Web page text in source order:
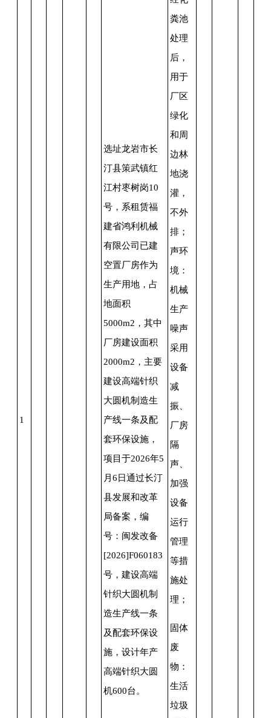
1
选址龙岩市长
汀县策武镇红
江村枣树岗10
号，系租赁福
建省鸿利机械
有限公司已建
空置厂房作为
生产用地 ，占
地面积
5000m2，其中
厂房建设面积
2000m2，主要
建设高端针织
大圆机制造生
产线一条及配
套环保设施，
项目于2026年5
月6日通过长汀
县发展和改革
局备案，编
号：闽发改备
[2026]F060183
号，建设高端
针织大圆机制
造生产线一条
及配套环保设
施，设计年产
高端针织大圆
机600台。
粪池
处理
后，
用于
厂区
绿化
和周
边林
地浇
灌，
不外
排；
声环
境：
机械
生产
噪声
采用
设备
减
振、
厂房
隔
声、
加强
设备
运行
管理
等措
施处
理；
固体
废
物：
生活
垃圾